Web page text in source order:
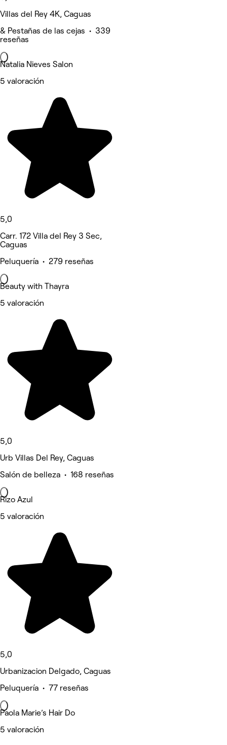
Villas del Rey 4K, Caguas
& Pestañas de las cejas • 339
reseñas
Natalia Nieves Salon
5 valoración
5,0
Carr. 172 Villa del Rey 3 Sec,
Caguas
Peluquería • 279 reseñas
Beauty with Thayra
5 valoración
5,0
Urb Villas Del Rey, Caguas
Salón de belleza • 168 reseñas
Rizo Azul
5 valoración
5,0
Urbanizacion Delgado, Caguas
Peluquería • 77 reseñas
Paola Marie’s Hair Do
5 valoración